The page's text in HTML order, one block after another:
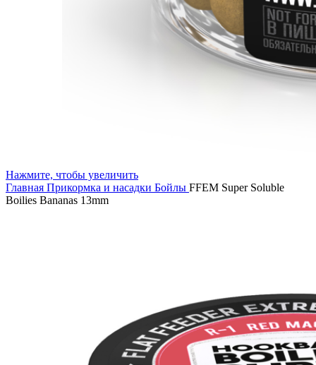
Нажмите, чтобы увеличить
Главная Прикормка и насадки Бойлы FFEM Super Soluble
Boilies Bananas 13mm